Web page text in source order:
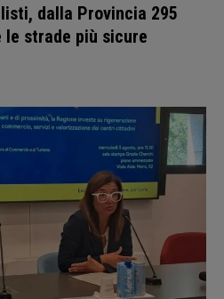
dalla Provincia 295
le strade più sicure